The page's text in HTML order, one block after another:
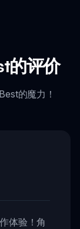
的评价
的魔力！
体验！角